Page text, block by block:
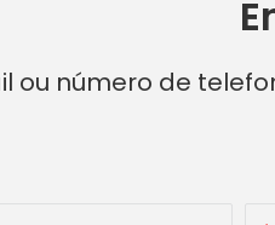
ou número de